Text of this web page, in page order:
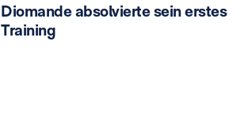
Diomande absolvierte sein erstes
Training